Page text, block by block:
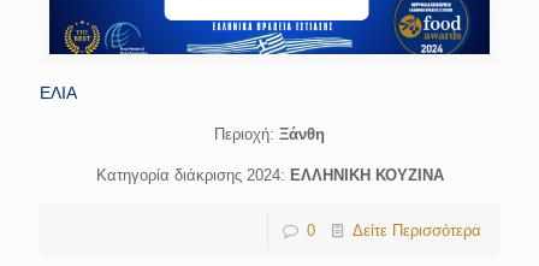
ΕΛΙΑ
Περιοχή: Ξάνθη
Κατηγορία διάκρισης 2024: ΕΛΛΗΝΙΚΗ ΚΟΥΖΙΝΑ
0 Δείτε Περισσότερα